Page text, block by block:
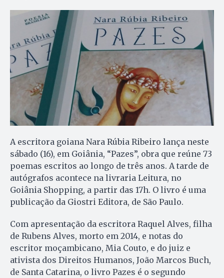
A escritora goiana Nara Rúbia Ribeiro lança neste
sábado (16), em Goiânia, “Pazes”, obra que reúne 73
poemas escritos ao longo de três anos. A tarde de
autógrafos acontece na livraria Leitura, no
Goiânia Shopping, a partir das 17h. O livro é uma
publicação da Giostri Editora, de São Paulo.
Com apresentação da escritora Raquel Alves, filha
de Rubens Alves, morto em 2014, e notas do
escritor moçambicano, Mia Couto, e do juiz e
ativista dos Direitos Humanos, João Marcos Buch,
de Santa Catarina, o livro Pazes é o segundo